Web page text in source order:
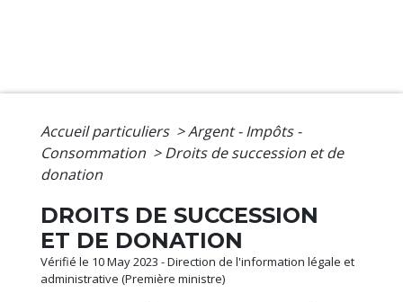
Accueil particuliers >Argent - Impôts -
Consommation > Droits de succession et de
donation
DROITS DE SUCCESSION
ET DE DONATION
Vérifié le 10 May 2023 - Direction de l'information légale et
administrative (Première ministre)